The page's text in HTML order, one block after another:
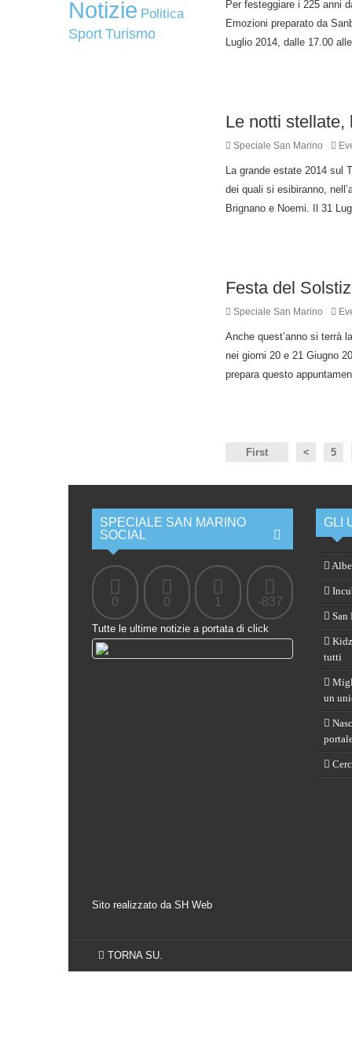
Notizie Politica
Sport Turismo
Per festeggiare i 225 anni
Emozioni preparato da
Luglio 2014, dalle 17.00
Le notti stellate,
Speciale San Marino
La grande estate 2014 sul
dei quali si esibiranno,
Brignano e Noemi. Il 31
Festa del
Speciale San Marino
Anche quest’anno si terrà
nei giorni 20 e 21 Giugno
prepara questo
First < 5
SPECIALE SAN MARINO
SOCIAL
0 0 1 -837
Tutte le ultime notizie a portata di click
GLI
San
tutti
un
Sito realizzato da SH Web
TORNA SU.